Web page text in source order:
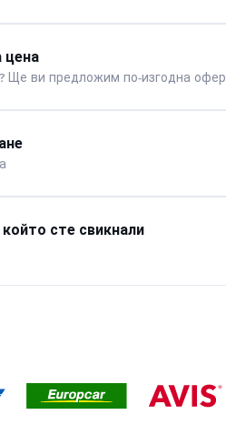
цена
Ще ви предложим по-изгодна
сте свикнали